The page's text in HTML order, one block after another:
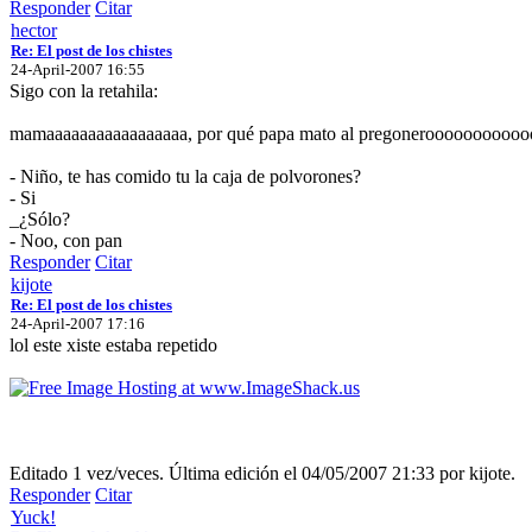
Responder Citar
hector
Re: El post de los chistes
24-April-2007 16:55
Sigo con la retahila:
mamaaaaaaaaaaaaaaaaa, por qué papa mato al
- Niño, te has comido tu la caja de polvorones?
- Si
_¿Sólo?
- Noo, con pan
Responder Citar
kijote
Re: El post de los chistes
24-April-2007 17:16
lol este xiste estaba repetido
Editado 1 vez/veces. Última edición el 04/05/2007 21:33 por kijote.
Responder Citar
Yuck!